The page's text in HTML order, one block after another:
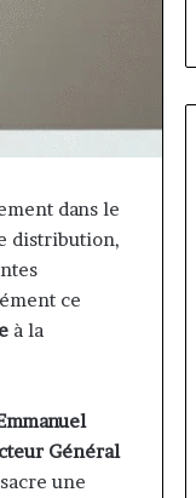
dans le
distribution,
ce
à la
Général
une
va
se confie sur
com